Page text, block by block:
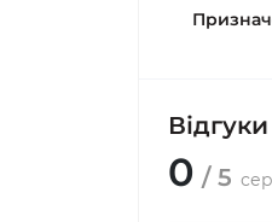
Відгуки
0 / 5